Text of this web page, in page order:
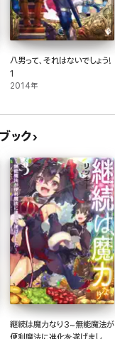
八男って、それはないでしょう!
1
2014年
ック
継続は魔力なり3~無能魔法が